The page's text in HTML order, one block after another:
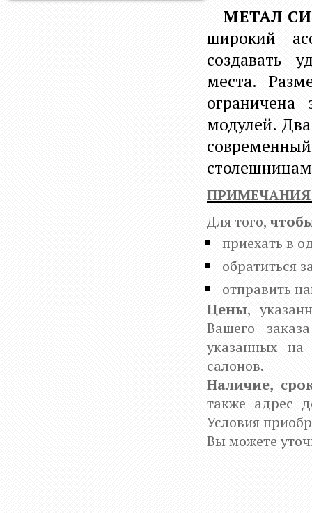
МЕТАЛ
широкий
создавать
места.
ограничена
модулей.
Для того,
приехать в
обратиться
отправить
Цены,
Вашего
указанных
салонов.
Наличие,
также адрес
Условия
Вы можете